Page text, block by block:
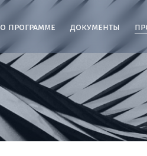
о программе документы